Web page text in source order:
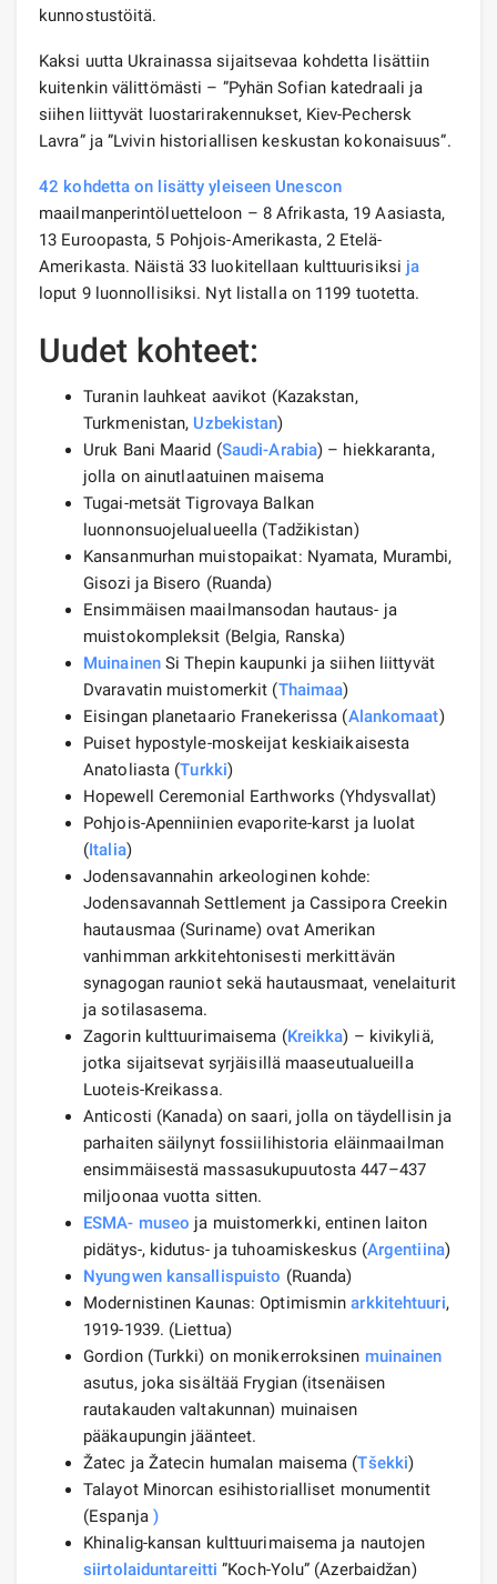
kunnostustöitä.
Kaksi uutta Ukrainassa sijaitsevaa kohdetta lisättiin
kuitenkin välittömästi – ”Pyhän Sofian katedraali ja
siihen liittyvät luostarirakennukset, Kiev-Pechersk
Lavra” ja ”Lvivin historiallisen keskustan kokonaisuus”.
42 kohdetta on lisätty yleiseen Unescon
maailmanperintöluetteloon – 8 Afrikasta, 19 Aasiasta,
13 Euroopasta, 5 Pohjois-Amerikasta, 2 Etelä-
Amerikasta. Näistä 33 luokitellaan kulttuurisiksi ja
loput 9 luonnollisiksi. Nyt listalla on 1199 tuotetta.
Uudet kohteet:
Turanin lauhkeat aavikot (Kazakstan,
Turkmenistan, Uzbekistan)
Uruk Bani Maarid (Saudi-Arabia) – hiekkaranta,
jolla on ainutlaatuinen maisema
Tugai-metsät Tigrovaya Balkan
luonnonsuojelualueella (Tadžikistan)
Kansanmurhan muistopaikat: Nyamata, Murambi,
Gisozi ja Bisero (Ruanda)
Ensimmäisen maailmansodan hautaus- ja
muistokompleksit (Belgia, Ranska)
MuinainenSi Thepin kaupunki ja siihen liittyvät
Dvaravatin muistomerkit (Thaimaa)
Eisingan planetaario Franekerissa (Alankomaat)
Puiset hypostyle-moskeijat keskiaikaisesta
Anatoliasta (Turkki)
Hopewell Ceremonial Earthworks (Yhdysvallat)
Pohjois-Apenniinien evaporite-karst ja luolat
(Italia)
Jodensavannahin arkeologinen kohde:
Jodensavannah Settlement ja Cassipora Creekin
hautausmaa (Suriname) ovat Amerikan
vanhimman arkkitehtonisesti merkittävän
synagogan rauniot sekä hautausmaat, venelaiturit
ja sotilasasema.
Zagorin kulttuurimaisema (Kreikka) – kivikyliä,
jotka sijaitsevat syrjäisillä maaseutualueilla
Luoteis-Kreikassa.
Anticosti (Kanada) on saari, jolla on täydellisin ja
parhaiten säilynyt fossiilihistoria eläinmaailman
ensimmäisestä massasukupuutosta 447–437
miljoonaa vuotta sitten.
ESMA- museo ja muistomerkki, entinen laiton
pidätys-, kidutus- ja tuhoamiskeskus (Argentiina)
Nyungwen kansallispuisto (Ruanda)
Modernistinen Kaunas: Optimisminarkkitehtuuri,
1919-1939. (Liettua)
Gordion (Turkki) on monikerroksinen muinainen
asutus, joka sisältää Frygian (itsenäisen
rautakauden valtakunnan) muinaisen
pääkaupungin jäänteet.
Žatec ja Žatecin humalan maisema (Tšekki)
Talayot ​​​​Minorcan esihistorialliset monumentit
(Espanja )
Khinalig-kansan kulttuurimaisema ja nautojen
siirtolaiduntareitti ”Koch-Yolu” (Azerbaidžan)